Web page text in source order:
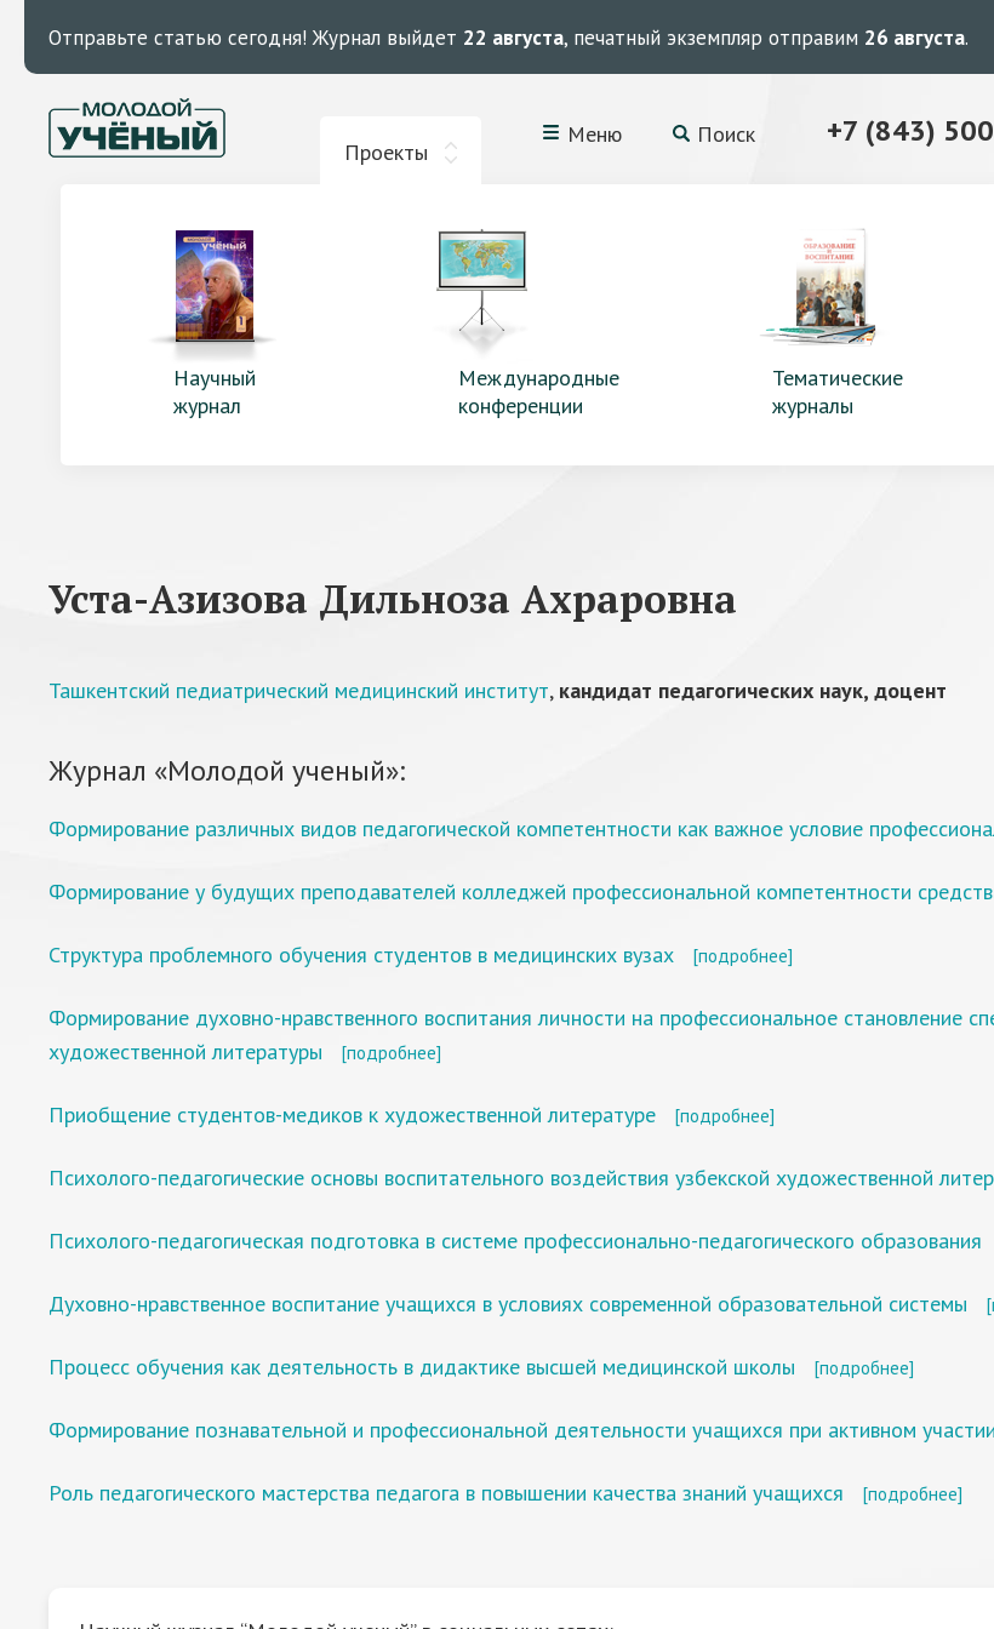
Отправьте статью сегодня! Журнал выйдет 22 августа, печатный экземпляр отправим 26 августа.
Проекты
Меню Поиск +7 (843)
Научный
журнал
Международные
конференции
Тематические
журналы
Уста-Азизова Дильноза Ахраровна
Ташкентский педиатрический медицинский институт, кандидат педагогических наук, доцент
Журнал «Молодой ученый»:
Формирование различных видов педагогической компетентности как важное условие
Формирование у будущих преподавателей колледжей профессиональной компетентности
Структура проблемного обучения студентов в медицинских вузах [подробнее]
Формирование духовно-нравственного воспитания личности на профессиональное становление
художественной литературы
[подробнее]
Приобщение студентов-медиков к художественной литературе [подробнее]
Психолого-педагогические основы воспитательного воздействия узбекской художественной
Психолого-педагогическая подготовка в системе профессионально-педагогического образования
Духовно-нравственное воспитание учащихся в условиях современной образовательной системы
Процесс обучения как деятельность в дидактике высшей медицинской школы [подробнее]
Формирование познавательной и профессиональной деятельности учащихся при активном
Роль педагогического мастерства педагога в повышении качества знаний учащихся [подробнее]